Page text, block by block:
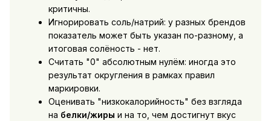
критичны.
Игнорировать соль/натрий: у разных брендов
показатель может быть указан по-разному, а
итоговая солёность - нет.
Считать "0" абсолютным нулём: иногда это
результат округления в рамках правил
маркировки.
Оценивать "низкокалорийность" без взгляда
на белки/жиры и на то, чем достигнут вкус